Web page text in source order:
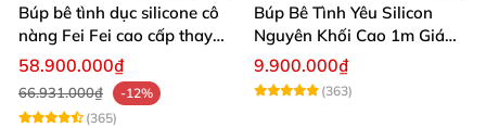
Búp bê tình dục silicone cô
nàng Fei Fei cao cấp thay
thế bạn tình cực chân thật
58.900.000₫
66.931.000₫
-12%
(365)
Búp Bê Tình Yêu Silicon
Nguyên Khối Cao 1m Giá
Rẻ Xinh Đẹp
9.900.000₫
(363)